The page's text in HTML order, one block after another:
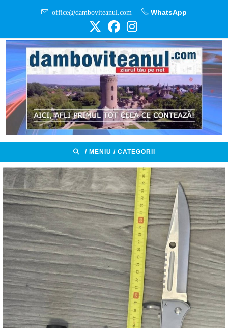
office@damboviteanul.com WhatsApp
/ MENIU / CATEGORII